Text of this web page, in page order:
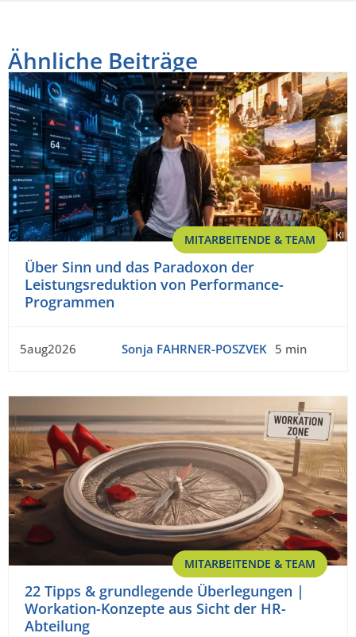
Ähnliche Beiträge
MITARBEITENDE & TEAM
Über Sinn und das Paradoxon der
Leistungsreduktion von Performance-
Programmen
5aug2026 Sonja FAHRNER-POSZVEK 5 min
MITARBEITENDE & TEAM
22 Tipps & grundlegende Überlegungen |
Workation-Konzepte aus Sicht der HR-
Abteilung